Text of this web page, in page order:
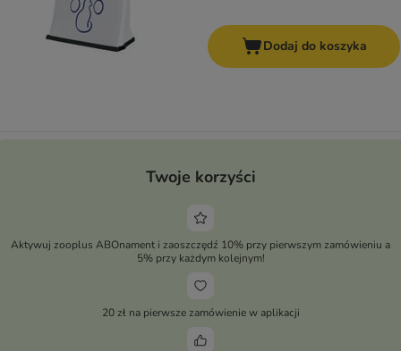
Dodaj do koszyka
Twoje korzyści
Aktywuj zooplus ABOnament i zaoszczędź 10% przy pierwszym zamówieniu a
5% przy każdym kolejnym!
20 zł na pierwsze zamówienie w aplikacji